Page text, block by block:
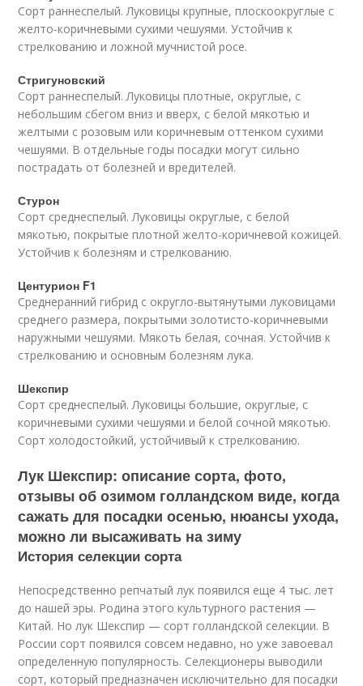
Сорт раннеспелый. Луковицы крупные, плоскоокруглые с
желто-коричневыми сухими чешуями. Устойчив к
стрелкованию и ложной мучнистой росе.
Стригуновский
Сорт раннеспелый. Луковицы плотные, округлые, с
небольшим сбегом вниз и вверх, с белой мякотью и
желтыми с розовым или коричневым оттенком сухими
чешуями. В отдельные годы посадки могут сильно
пострадать от болезней и вредителей.
Стурон
Сорт среднеспелый. Луковицы округлые, с белой
мякотью, покрытые плотной желто-коричневой кожицей.
Устойчив к болезням и стрелкованию.
Центурион F1
Среднеранний гибрид с округло-вытянутыми луковицами
среднего размера, покрытыми золотисто-коричневыми
наружными чешуями. Мякоть белая, сочная. Устойчив к
стрелкованию и основным болезням лука.
Шекспир
Сорт среднеспелый. Луковицы большие, округлые, с
коричневыми сухими чешуями и белой сочной мякотью.
Сорт холодостойкий, устойчивый к стрелкованию.
Лук Шекспир: описание сорта, фото,
отзывы об озимом голландском виде, когда
сажать для посадки осенью, нюансы ухода,
можно ли высаживать на зиму
История селекции сорта
Непосредственно репчатый лук появился еще 4 тыс. лет
до нашей эры. Родина этого культурного растения —
Китай. Но лук Шекспир — сорт голландской селекции. В
России сорт появился совсем недавно, но уже завоевал
определенную популярность. Селекционеры выводили
сорт, который предназначен исключительно для посадки